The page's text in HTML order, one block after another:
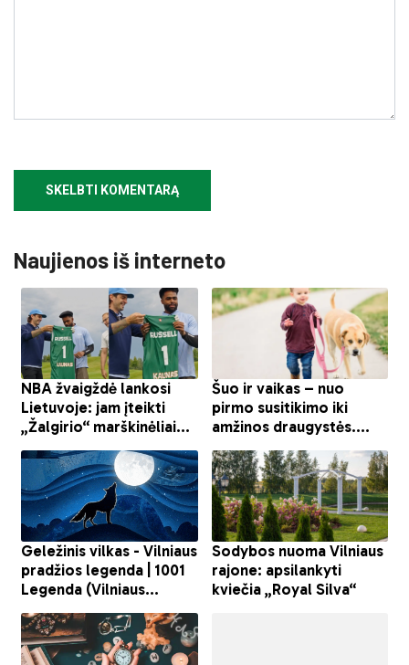
Naujienos iš interneto